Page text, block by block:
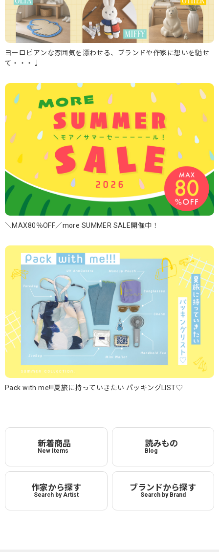
ヨーロピアンな雰囲気を漂わせる、ブランドや作家に想いを馳せ
て・・・♩
＼MAX80％OFF／more SUMMER SALE開催中！
Pack with me!!!夏旅に持っていきたい パッキングLIST♡
新着商品
New Items
読みもの
Blog
作家から探す
Search by Artist
ブランドから探す
Search by Brand